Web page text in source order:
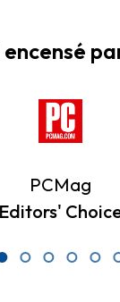
PCMag
Editors'